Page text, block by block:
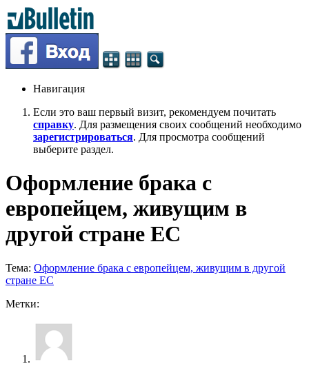
Навигация
Если это ваш первый визит, рекомендуем почитать
справку. Для размещения своих сообщений необходимо
зарегистрироваться. Для просмотра сообщений
выберите раздел.
Оформление брака с
европейцем, живущим в
другой стране ЕС
Тема: Оформление брака с европейцем, живущим в другой
стране ЕС
Метки: